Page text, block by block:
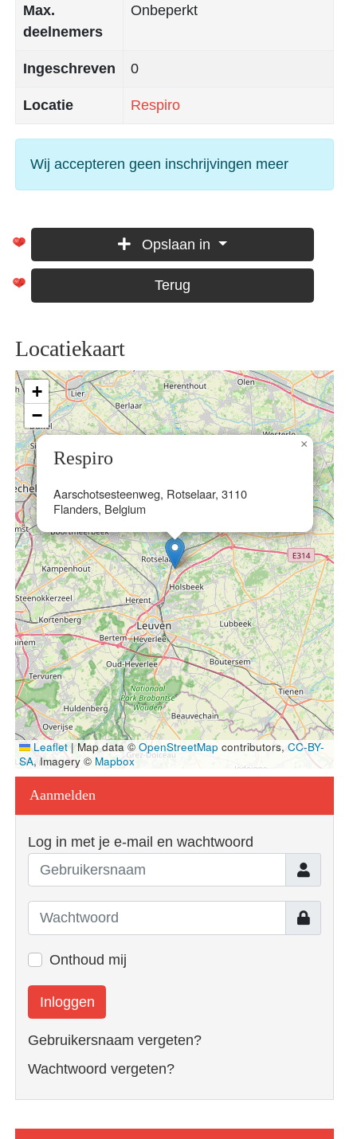
Max.
deelnemers
Onbeperkt
Ingeschreven 0
Locatie Respiro
Wij accepteren geen inschrijvingen meer
Opslaan in
Terug
Locatiekaart
Respiro
Aarschotsesteenweg, Rotselaar, 3110
Flanders, Belgium
×
+
−
Leaflet |Map data © OpenStreetMap contributors, CC-BY-
SA, Imagery © Mapbox
Aanmelden
Log in met je e-mail en wachtwoord
Toon
Onthoud mij
Inloggen
Gebruikersnaam vergeten?
Wachtwoord vergeten?